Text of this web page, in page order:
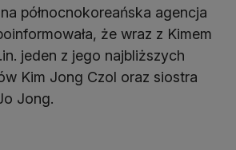
północnokoreańska agencja
że wraz z Kimem
jeden z jego najbliższych
Kim Jong Czol oraz siostra
Jong.